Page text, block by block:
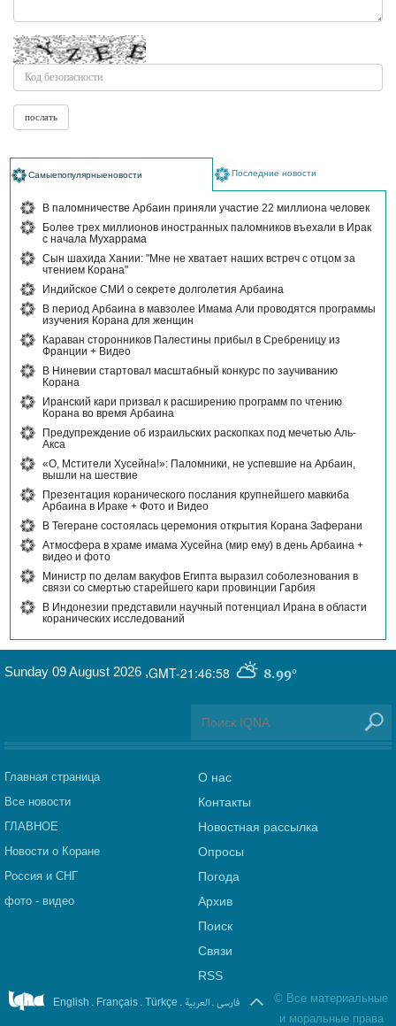
Самыепопулярныеновости Последние новости
В паломничестве Арбаин приняли участие 22 миллиона человек
Более трех миллионов иностранных паломников въехали в Ирак
с начала Мухаррама
Сын шахида Хании: "Мне не хватает наших встреч с отцом за
чтением Корана"
Индийское СМИ о секрете долголетия Арбаина
В период Арбаина в мавзолее Имама Али проводятся программы
изучения Корана для женщин
Караван сторонников Палестины прибыл в Сребреницу из
Франции + Видео
В Ниневии стартовал масштабный конкурс по заучиванию
Корана
Иранский кари призвал к расширению программ по чтению
Корана во время Арбаина
Предупреждение об израильских раскопках под мечетью Аль-
Акса
«О, Мстители Хусейна!»: Паломники, не успевшие на Арбаин,
вышли на шествие
Презентация коранического послания крупнейшего мавкиба
Арбаина в Ираке + Фото и Видео
В Тегеране состоялась церемония открытия Корана Заферани
Атмосфера в храме имама Хусейна (мир ему) в день Арбаина +
видео и фото
Министр по делам вакуфов Египта выразил соболезнования в
связи со смертью старейшего кари провинции Гарбия
В Индонезии представили научный потенциал Ирана в области
коранических исследований
GMT-21:46:58 8.99°
Sunday 09 August 2026 ,
Главная страница
Все новости
ГЛАВНОЕ
Новости о Коране
Россия и СНГ
фото - видео
О нас
Контакты
Новостная рассылка
Опросы
Погода
Архив
Поиск
Связи
RSS
English . Français . Türkçe . العربیة . فارسی © Все материальные
и моральные права